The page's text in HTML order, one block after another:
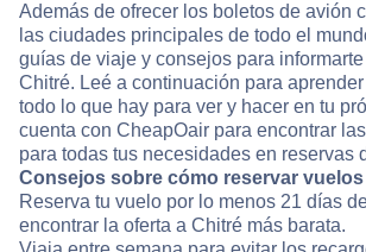
Además de ofrecer los boletos de avión
las ciudades principales de todo el
guías de viaje y consejos para
Chitré. Leé a continuación para
todo lo que hay para ver y hacer en tu
cuenta con CheapOair para encontrar
para todas tus necesidades en reservas
Consejos sobre cómo reservar
Reserva tu vuelo por lo menos 21 días
encontrar la oferta a Chitré más barata.